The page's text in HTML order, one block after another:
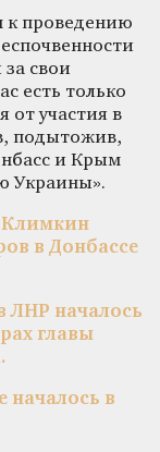
к проведению
свои
есть только
от участия в
подытожив,
и Крым
Украины».
Климкин
в Донбассе
ЛНР началось
главы
началось в